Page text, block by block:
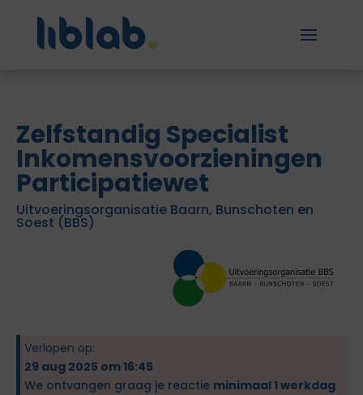
Zelfstandig Specialist
Inkomensvoorzieningen
Participatiewet
Uitvoeringsorganisatie Baarn, Bunschoten en
Soest (BBS)
Verlopen op:
29 aug 2025 om 16:45
We ontvangen graag je reactie minimaal 1 werkdag